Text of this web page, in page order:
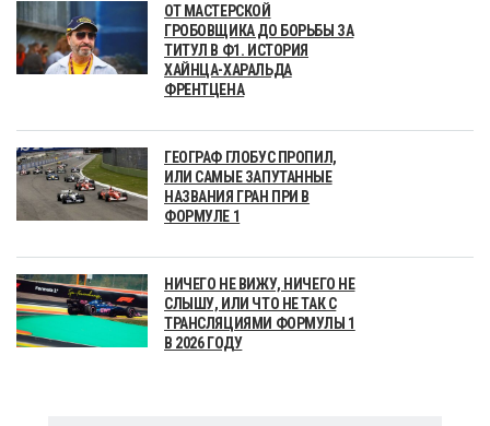
ОТ МАСТЕРСКОЙ
ГРОБОВЩИКА ДО БОРЬБЫ ЗА
ТИТУЛ В Ф1. ИСТОРИЯ
ХАЙНЦА-ХАРАЛЬДА
ФРЕНТЦЕНА
ГЕОГРАФ ГЛОБУС ПРОПИЛ,
ИЛИ САМЫЕ ЗАПУТАННЫЕ
НАЗВАНИЯ ГРАН ПРИ В
ФОРМУЛЕ 1
НИЧЕГО НЕ ВИЖУ, НИЧЕГО НЕ
СЛЫШУ, ИЛИ ЧТО НЕ ТАК С
ТРАНСЛЯЦИЯМИ ФОРМУЛЫ 1
В 2026 ГОДУ